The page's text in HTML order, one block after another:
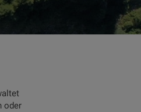
oder